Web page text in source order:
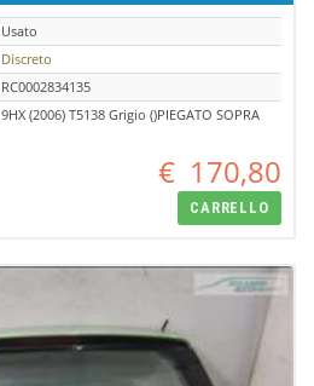
Usato
Discreto
RC0002834135
9HX (2006) T5138 Grigio ()PIEGATO SOPRA
€ 170,80
CARRELLO